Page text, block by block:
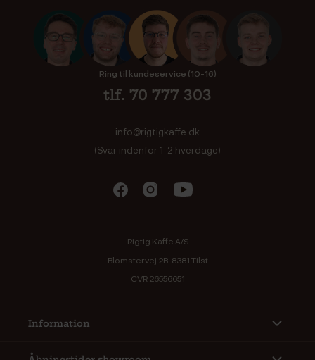
Ring til kundeservice (10-16)
tlf. 70 777 303
info@rigtigkaffe.dk
(Svar indenfor 1-2 hverdage)
Rigtig Kaffe A/S
Blomstervej 2B, 8381 Tilst
CVR 26556651
Information